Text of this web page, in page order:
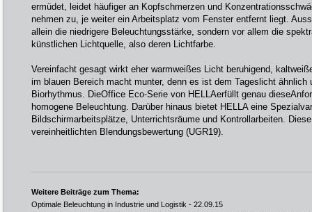
ermüdet, leidet häufiger an Kopfschmerzen und
nehmen zu, je weiter ein Arbeitsplatz vom Fenster entfernt liegt.
allein die niedrigere Beleuchtungsstärke, sondern vor allem die
künstlichen Lichtquelle, also deren Lichtfarbe.
Vereinfacht gesagt wirkt eher warmweißes Licht beruhigend,
im blauen Bereich macht munter, denn es ist dem Tageslicht ähnlich
Biorhythmus. DieOffice Eco-Serie von HELLAerfüllt genau
homogene Beleuchtung. Darüber hinaus bietet HELLA eine
Bildschirmarbeitsplätze, Unterrichtsräume und Kontrollarbeiten.
vereinheitlichten Blendungsbewertung (UGR19).
Weitere Beiträge zum Thema:
Optimale Beleuchtung in Industrie und Logistik - 22.09.15